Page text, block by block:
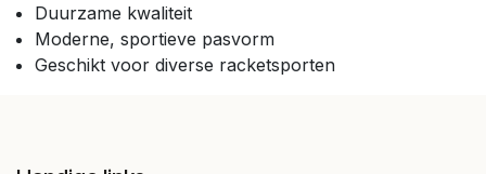
Duurzame kwaliteit
Moderne, sportieve pasvorm
Geschikt voor diverse racketsporten